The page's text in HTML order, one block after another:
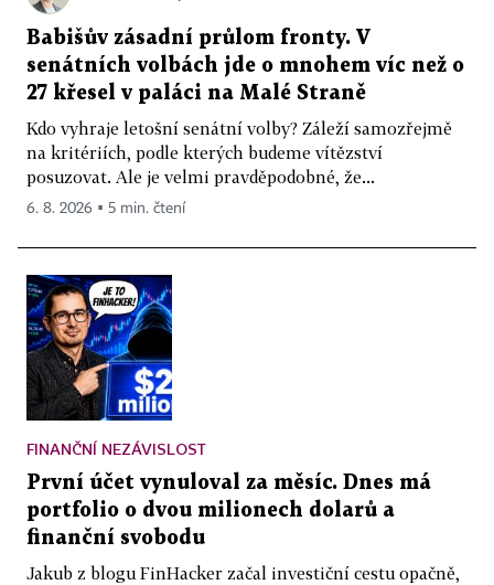
Babišův zásadní průlom fronty. V
senátních volbách jde o mnohem víc než o
27 křesel v paláci na Malé Straně
Kdo vyhraje letošní senátní volby? Záleží samozřejmě
na kritériích, podle kterých budeme vítězství
posuzovat. Ale je velmi pravděpodobné, že...
6. 8. 2026 ▪ 5 min. čtení
FINANČNÍ NEZÁVISLOST
První účet vynuloval za měsíc. Dnes má
portfolio o dvou milionech dolarů a
finanční svobodu
Jakub z blogu FinHacker začal investiční cestu opačně,